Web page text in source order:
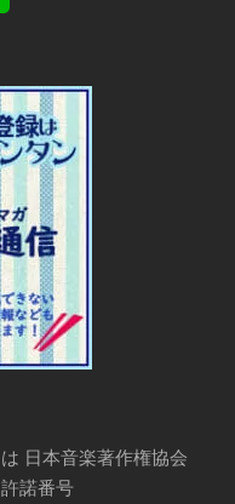
日本音楽著作権協会
諾番号